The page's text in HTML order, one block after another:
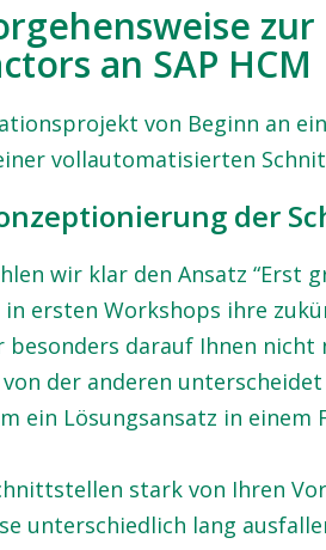
an SAP HCM
von Beginn an
vollautomatisierten
der
wir klar den Ansatz “Erst
ersten Workshops ihre
besonders darauf Ihnen nicht
der anderen
ein Lösungsansatz in einem
stark von Ihren
unterschiedlich lang